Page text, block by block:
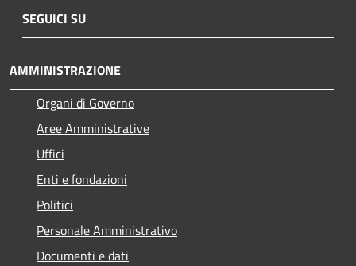
SEGUICI SU
AMMINISTRAZIONE
Organi di Governo
Aree Amministrative
Uffici
Enti e fondazioni
Politici
Personale Amministrativo
Documenti e dati